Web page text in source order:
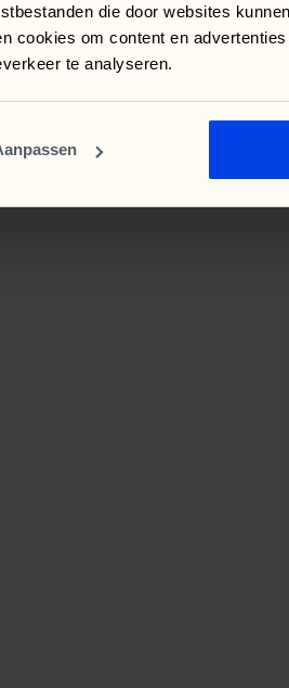
die door websites
cookies om content en
te analyseren.